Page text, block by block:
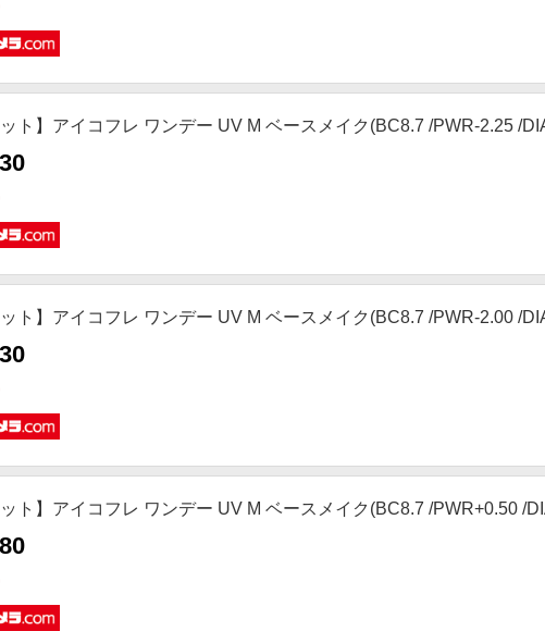
ット】アイコフレ ワンデー UV M ベースメイク(BC8.7 /PWR-2.25 /
ット】アイコフレ ワンデー UV M ベースメイク(BC8.7 /PWR-2.00 /
ット】アイコフレ ワンデー UV M ベースメイク(BC8.7 /PWR+0.50 /